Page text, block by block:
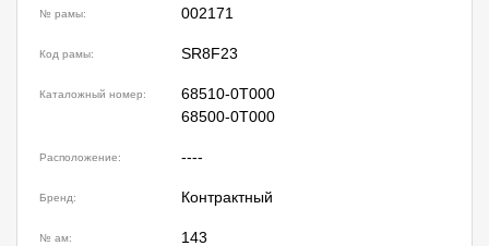
№ рамы: 002171
Код рамы: SR8F23
Каталожный номер:
68510-0T000
68500-0T000
Расположение: ----
Бренд: Контрактный
№ ам: 143